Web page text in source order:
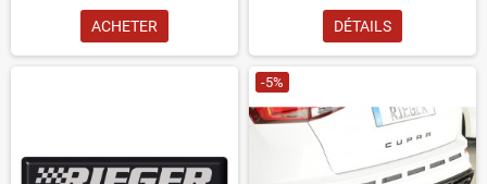
ACHETER DÉTAILS
-5%